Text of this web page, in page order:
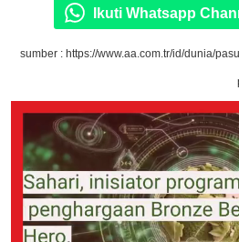
Ikuti Whatsapp
sumber : https://www.aa.com.tr/id/dunia/